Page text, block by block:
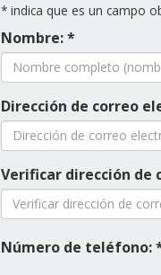
* indica que es un campo
Nombre: *
Dirección de correo
Verificar dirección de
Número de teléfono: